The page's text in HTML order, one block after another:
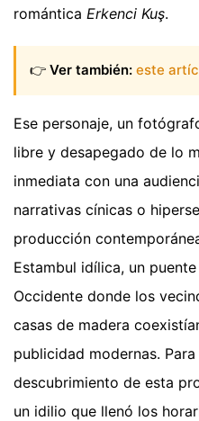
romántica Erkenci Kuş.
👉 Ver también: este
Ese personaje, un
libre y desapegado de lo
inmediata con una
narrativas cínicas o
producción
Estambul idílica, un
Occidente donde los
casas de madera
publicidad modernas.
descubrimiento de esta
un idilio que llenó los